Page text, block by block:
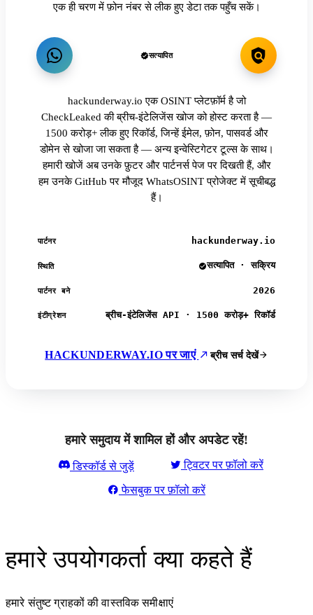
एक ही चरण में फ़ोन नंबर से लीक हुए डेटा तक पहुँच सकें।
सत्यापित
hackunderway.io एक OSINT प्लेटफ़ॉर्म है जो
CheckLeaked की ब्रीच-इंटेलिजेंस खोज को होस्ट करता है —
1500 करोड़+ लीक हुए रिकॉर्ड, जिन्हें ईमेल, फ़ोन, पासवर्ड और
डोमेन से खोजा जा सकता है — अन्य इन्वेस्टिगेटर टूल्स के साथ।
हमारी खोजें अब उनके फ़ुटर और पार्टनर्स पेज पर दिखती हैं, और
हम उनके GitHub पर मौजूद WhatsOSINT प्रोजेक्ट में सूचीबद्ध
हैं।
पार्टनर hackunderway.io
स्थिति सत्यापित · सक्रिय
पार्टनर बने 2026
इंटीग्रेशन ब्रीच-इंटेलिजेंस API · 1500 करोड़+ रिकॉर्ड
HACKUNDERWAY.IO पर जाएं ब्रीच सर्च देखें
हमारे समुदाय में शामिल हों और अपडेट रहें!
डिस्कॉर्ड से जुड़ें ट्विटर पर फ़ॉलो करें
फेसबुक पर फ़ॉलो करें
हमारे उपयोगकर्ता क्या कहते हैं
हमारे संतुष्ट ग्राहकों की वास्तविक समीक्षाएं